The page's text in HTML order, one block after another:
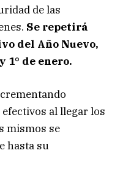
de las
Se repetirá
del Año Nuevo,
1° de enero.
al llegar los
mismos se
hasta su